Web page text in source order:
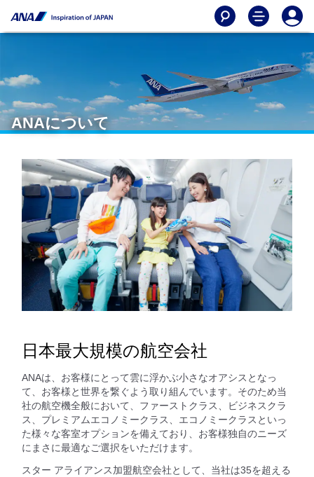
ANAについて
日本最大規模の航空会社
ANAは、お客様にとって雲に浮かぶ小さなオアシスとなっ
て、お客様と世界を繋ぐよう取り組んでいます。そのため当
社の航空機全般において、ファーストクラス、ビジネスクラ
ス、プレミアムエコノミークラス、エコノミークラスといっ
た様々な客室オプションを備えており、お客様独自のニーズ
にまさに最適なご選択をいただけます。
スター アライアンス加盟航空会社として、当社は35を超える